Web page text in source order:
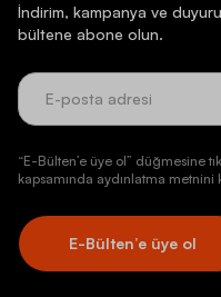
İndirim, kampanya ve
bültene abone olun.
“E-Bülten’e üye ol” düğmesine
kapsamında aydınlatma metnini
E-Bülten’e üye ol